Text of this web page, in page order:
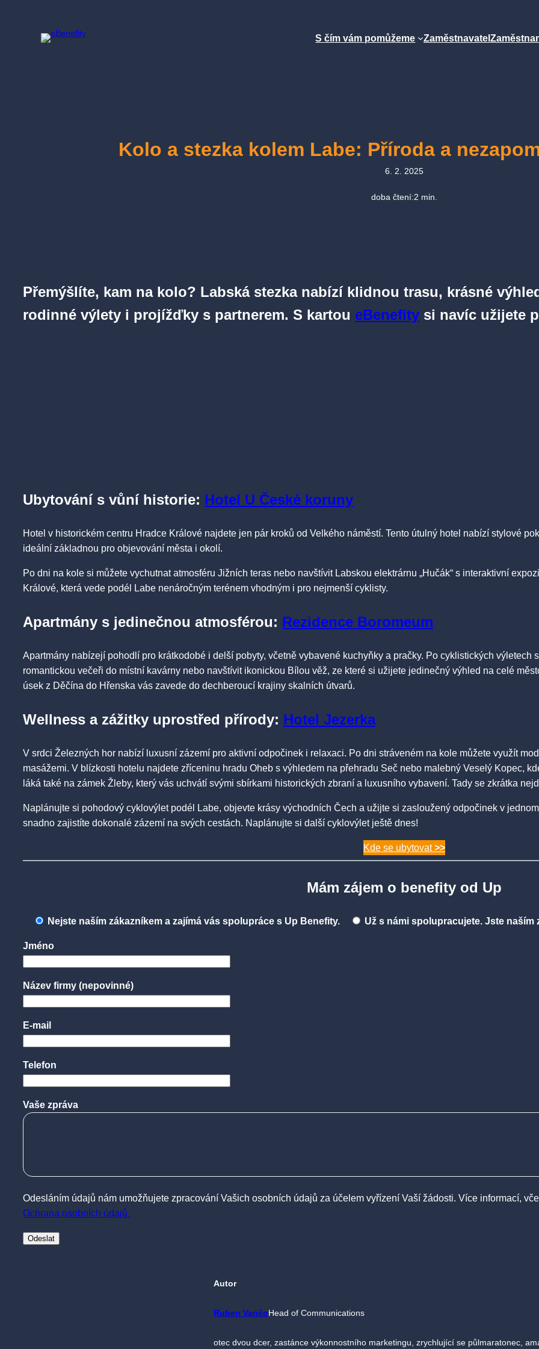
S čím vám pomůžeme Zaměstnavatel
Kolo a stezka kolem Labe: Příroda a
6. 2. 2025
doba čtení:2 min.
Přemýšlíte, kam na kolo? Labská stezka nabízí klidnou trasu, krásné
rodinné výlety i projížďky s partnerem. S kartou eBenefity si navíc užijete
Ubytování s vůní historie: Hotel U České koruny
Hotel v historickém centru Hradce Králové najdete jen pár kroků od Velkého náměstí. Tento útulný hotel nabízí stylové
ideální základnou pro objevování města i okolí.
Po dni na kole si můžete vychutnat atmosféru Jižních teras nebo navštívit Labskou elektrárnu „Hučák“ s interaktivní
Králové, která vede podél Labe nenáročným terénem vhodným i pro nejmenší cyklisty.
Apartmány s jedinečnou atmosférou: Rezidence Boromeum
Apartmány nabízejí pohodlí pro krátkodobé i delší pobyty, včetně vybavené kuchyňky a pračky. Po cyklistických výletech
romantickou večeři do místní kavárny nebo navštívit ikonickou Bílou věž, ze které si užijete jedinečný výhled na celé
úsek z Děčína do Hřenska vás zavede do dechberoucí krajiny skalních útvarů.
Wellness a zážitky uprostřed přírody: Hotel Jezerka
V srdci Železných hor nabízí luxusní zázemí pro aktivní odpočinek i relaxaci. Po dni stráveném na kole můžete využít
masážemi. V blízkosti hotelu najdete zříceninu hradu Oheb s výhledem na přehradu Seč nebo malebný Veselý Kopec,
láká také na zámek Žleby, který vás uchvátí svými sbírkami historických zbraní a luxusního vybavení. Tady se zkrátka
Naplánujte si pohodový cyklovýlet podél Labe, objevte krásy východních Čech a užijte si zasloužený odpočinek v
snadno zajistíte dokonalé zázemí na svých cestách. Naplánujte si další cyklovýlet ještě dnes!
Kde se ubytovat>>
Mám zájem o benefity od Up
Nejste naším zákazníkem a zajímá vás spolupráce s Up Benefity. Už s námi spolupracujete. Jste naším
Jméno
Název firmy (nepovinné)
E-mail
Telefon
Vaše zpráva
Odesláním údajů nám umožňujete zpracování Vašich osobních údajů za účelem vyřízení Vaší žádosti. Více informací,
Ochrana osobních údajů.
Autor
Ruben VančoHead of Communications
otec dvou dcer, zastánce výkonnostního marketingu, zrychlující se půlmaratonec,